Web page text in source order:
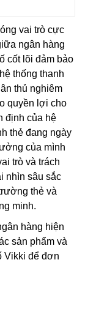
vai trò cực
ngân hàng
cốt lõi đảm bảo
thống thanh
thủ nghiêm
quyền lợi cho
định của hệ
thẻ đang ngày
của mình
trò và trách
nhìn sâu sắc
thẻ và
minh.
hàng hiện
sản phẩm và
Vikki để đơn